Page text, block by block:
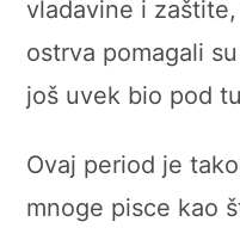
vladavine i
ostrva pomagali
još uvek bio pod
Ovaj period je
mnoge pisce kao